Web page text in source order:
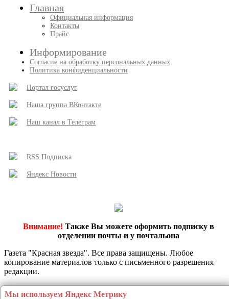
Главная
Официальная информация
Контакты
Прайс
Информирование
Согласие на обработку персональных данных
Политика конфиденциальности
Портал госуслуг
Наша группа ВКонтакте
Наш канал в Телеграм
RSS Подписка
Яндекс Новости
Внимание! Также Вы можете оформить подписку в
отделении почты и у почтальона
Газета "Красная звезда". Все права защищены. Любое
копирование материалов только с письменного разрешения
редакции.
Этот сайт использует сервис веб-аналитики Яндекс Метрика, предоставляемый компанией ООО «ЯНДЕКС», 119021, Россия, Москва, ул. Л. Толстого, 16 (далее
Мы используем Яндекс Метрику